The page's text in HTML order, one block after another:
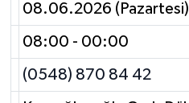
08.06.2026 (Pazartesi)
08:00 - 00:00
(0548) 870 84 42